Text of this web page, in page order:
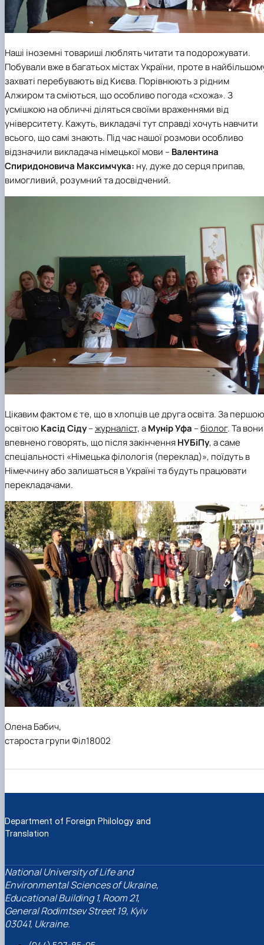
Наші іноземні товариші люблять читати та подорожувати.
Побували вже в багатьох містах України, проте в
захваті перебувають від Києва. Порівнюють з рідним
Алжиром та сміються, що особливо погода «схожа». З
усмішкою на обличчі діляться своїми враженнями від
університету. Кажуть, викладачі тут справді хочуть навчити
всього, що самі знають. Під час нашої розмови особливо
відзначили викладача німецької мови –Валентина
Спиридоновича Максимчука: ну, дуже до серця припав,
вимогливий, розумний та досвідчений.
Цікавим фактом є те, що в хлопців це друга освіта. За першою
освітоюКасід Сіду–журналіст,аМунір Уфа –біолог. Та вони
впевнено говорять, що після закінченняНУБіПу, а саме
спеціальності «Німецька філологія (переклад)», поїдуть в
Німеччину або залишаться в Україні та будуть працювати
перекладачами.
Олена Бабич,
староста групи Філ18002
Department of Foreign Philology and
Translation
National University of Life and
Environmental Sciences of Ukraine,
Educational Building 1, Room 21,
General Rodimtsev Street 19, Kyiv
03041, Ukraine.